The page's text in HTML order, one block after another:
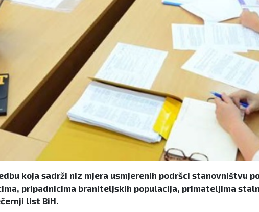
koja sadrži niz mjera usmjerenih podršci stanovništvu
pripadnicima braniteljskih populacija, primateljima
list BiH.